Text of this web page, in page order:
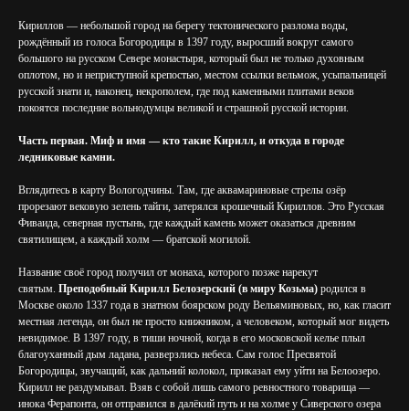
Кириллов — небольшой город на берегу тектонического разлома воды,
рождённый из голоса Богородицы в 1397 году, выросший вокруг самого
большого на русском Севере монастыря, который был не только духовным
оплотом, но и неприступной крепостью, местом ссылки вельмож, усыпальницей
русской знати и, наконец, некрополем, где под каменными плитами веков
покоятся последние вольнодумцы великой и страшной русской истории.
Часть первая. Миф и имя — кто такие Кирилл, и откуда в городе
ледниковые камни.
Вглядитесь в карту Вологодчины. Там, где аквамариновые стрелы озёр
прорезают вековую зелень тайги, затерялся крошечный Кириллов. Это Русская
Фиваида, северная пустынь, где каждый камень может оказаться древним
святилищем, а каждый холм — братской могилой.
Название своё город получил от монаха, которого позже нарекут
святым. Преподобный Кирилл Белозерский (в миру Козьма) родился в
Москве около 1337 года в знатном боярском роду Вельяминовых, но, как гласит
местная легенда, он был не просто книжником, а человеком, который мог видеть
невидимое. В 1397 году, в тиши ночной, когда в его московской келье плыл
благоуханный дым ладана, разверзлись небеса. Сам голос Пресвятой
Богородицы, звучащий, как дальний колокол, приказал ему уйти на Белоозеро.
Кирилл не раздумывал. Взяв с собой лишь самого ревностного товарища —
инока Ферапонта, он отправился в далёкий путь и на холме у Сиверского озера